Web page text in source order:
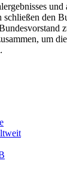
und
schließen den
um